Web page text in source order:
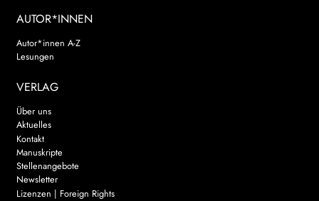
AUTOR*INNEN
Autor*innen A-Z
Lesungen
VERLAG
Über uns
Aktuelles
Kontakt
Manuskripte
Stellenangebote
Newsletter
Lizenzen | Foreign Rights